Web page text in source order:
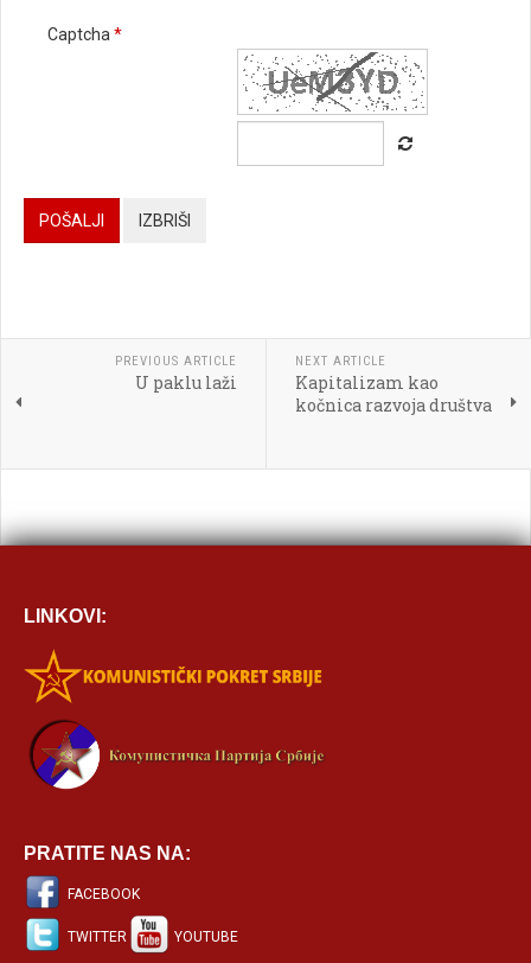



Captcha *
POŠALJI IZBRIŠI
PREVIOUS ARTICLE
U paklu laži
NEXT ARTICLE
Kapitalizam kao
kočnica razvoja društva
LINKOVI:
PRATITE NAS NA:
FACEBOOK
TWITTER YOUTUBE